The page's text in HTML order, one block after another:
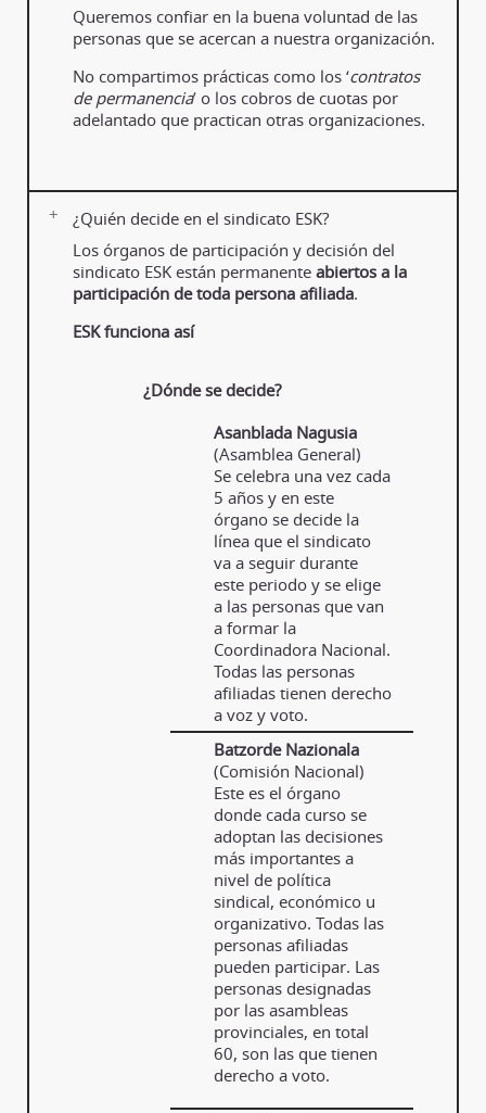
Queremos confiar en la buena voluntad de las
personas que se acercan a nuestra organización.
No compartimos prácticas como los ‘contratos
de permanencia’ o los cobros de cuotas por
adelantado que practican otras organizaciones.
¿Quién decide en el sindicato ESK?
Los órganos de participación y decisión del
sindicato ESK están permanente abiertos a la
participación de toda persona afiliada.
ESK funciona así
¿Dónde se decide?
Asanblada Nagusia
(Asamblea General)
Se celebra una vez cada
5 años y en este
órgano se decide la
línea que el sindicato
va a seguir durante
este periodo y se elige
a las personas que van
a formar la
Coordinadora Nacional.
Todas las personas
afiliadas tienen derecho
a voz y voto.
Batzorde Nazionala
(Comisión Nacional)
Este es el órgano
donde cada curso se
adoptan las decisiones
más importantes a
nivel de política
sindical, económico u
organizativo. Todas las
personas afiliadas
pueden participar. Las
personas designadas
por las asambleas
provinciales, en total
60, son las que tienen
derecho a voto.